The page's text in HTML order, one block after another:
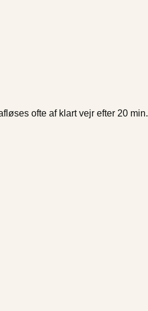
ofte af klart vejr efter 20 min.